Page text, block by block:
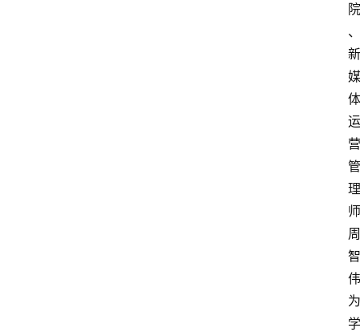
院
、
新
媒
体
运
营
管
理
师
周
智
伟
为
学